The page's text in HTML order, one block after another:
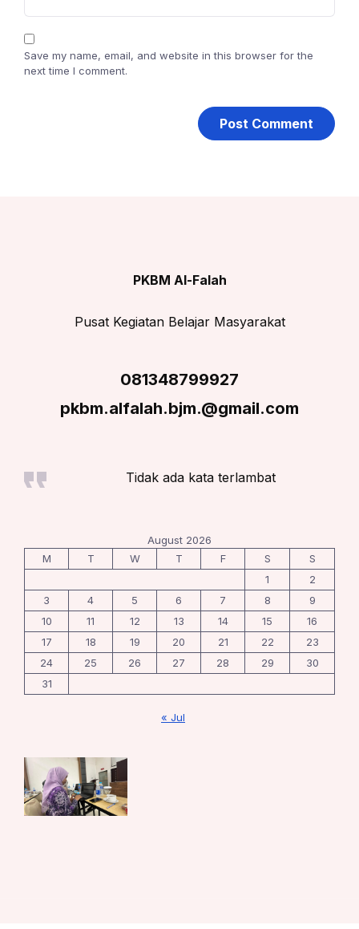
Save my name, email, and website in this browser for the
next time I comment.
PKBM Al-Falah
Pusat Kegiatan Belajar Masyarakat
081348799927
pkbm.alfalah.bjm.@gmail.com
Tidak ada kata terlambat
August 2026
M
T W T F S
S
1
2
3
4 5 6 7 8
9
10
11 12 13 14 15
16
17
18 19 20 21 22
23
24
25 26 27 28 29
30
31
« Jul